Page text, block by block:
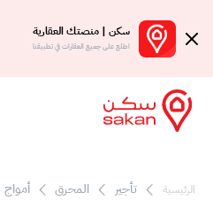
سكن | منصتك العقارية
اطلع على جميع العقارات في تطبيقنا
الرئيسية تأجير المحرق أمواج